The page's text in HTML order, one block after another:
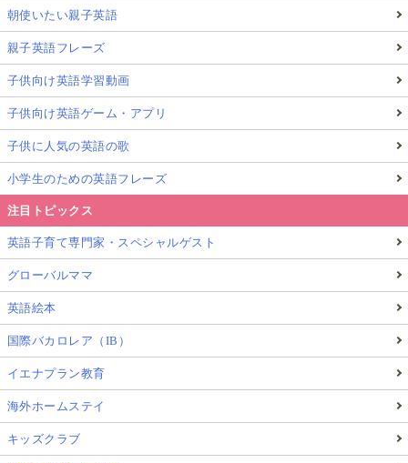
朝使いたい親子英語
親子英語フレーズ
子供向け英語学習動画
子供向け英語ゲーム・アプリ
子供に人気の英語の歌
小学生のための英語フレーズ
注目トピックス
英語子育て専門家・スペシャルゲスト
グローバルママ
英語絵本
国際バカロレア（IB）
イエナプラン教育
海外ホームステイ
キッズクラブ